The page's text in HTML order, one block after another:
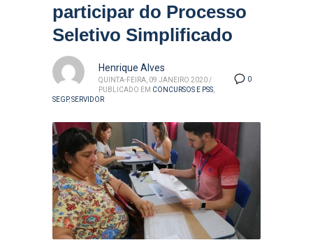
participar do Processo
Seletivo Simplificado
0
Henrique Alves
QUINTA-FEIRA, 09 JANEIRO 2020 /
PUBLICADO EM CONCURSOS E PSS
SEGP,SERVIDOR